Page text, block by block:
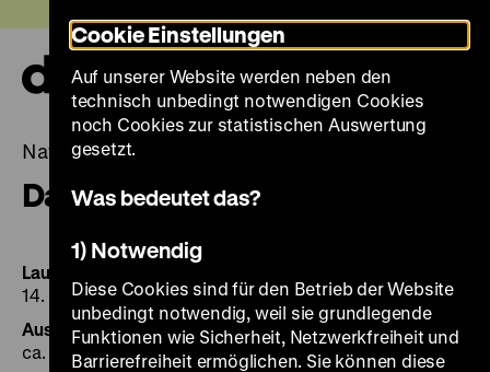
zum
Seiteninhalt
springen
Natur und deutsche Geschichte
Daten und Fakten
Laufzeit
14. November 2025 bis 7. Juni 2026
Ausstellungsfläche
ca. 560 m², Pei-Bau, 1. OG
Cookie Einstellungen
Auf unserer Website werden neben den
technisch unbedingt notwendigen Cookies
noch Cookies zur statistischen Auswertung
gesetzt.
Was bedeutet das?
1) Notwendig
Diese Cookies sind für den Betrieb der Website
unbedingt notwendig, weil sie grundlegende
Funktionen wie Sicherheit, Netzwerkfreiheit und
Barrierefreiheit ermöglichen. Sie können diese